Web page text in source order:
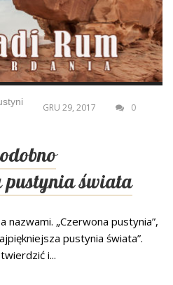
GRU 29, 2017 0
świata
nazwami. „Czerwona pustynia”,
pustynia świata”.
i...